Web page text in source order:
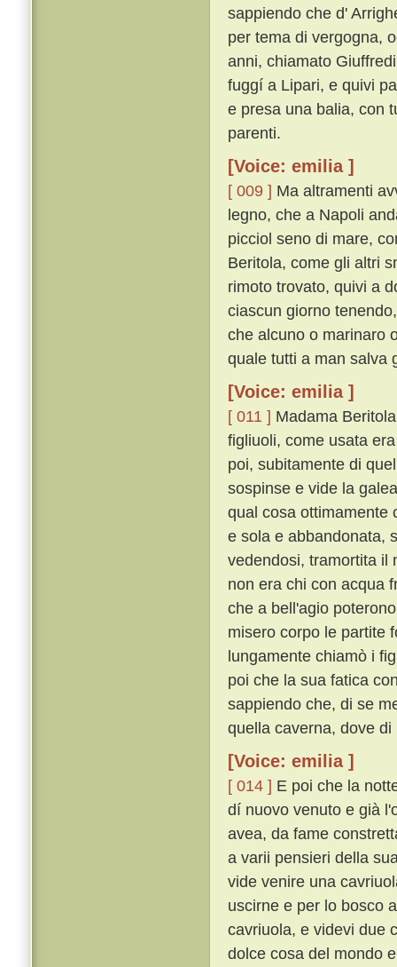
sappiendo che d'
per tema di vergogna,
anni, chiamato
fuggí a Lipari, e quivi
e presa una balia, con
parenti.
[Voice: emilia ]
[ 009 ] Ma altramenti
legno, che a Napoli
picciol seno di mare,
Beritola, come gli altri
rimoto trovato, quivi a
ciascun giorno
che alcuno o marinaro
quale tutti a man salva
[Voice: emilia ]
[ 011 ] Madama
figliuoli, come usata
poi, subitamente di
sospinse e vide la
qual cosa ottimamente
e sola e abbandonata,
vedendosi, tramortita il
non era chi con acqua
che a bell'agio
misero corpo le partite
lungamente chiamò i
poi che la sua fatica
sappiendo che, di se
quella caverna, dove
[Voice: emilia ]
[ 014 ] E poi che la
dí nuovo venuto e già
avea, da fame
a varii pensieri della
vide venire una
uscirne e per lo bosco
cavriuola, e videvi due
dolce cosa del mondo